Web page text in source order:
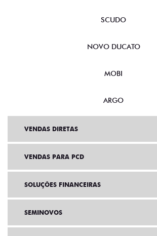
SCUDO
NOVO DUCATO
MOBI
ARGO
VENDAS DIRETAS
VENDAS PARA PCD
SOLUÇÕES FINANCEIRAS
SEMINOVOS